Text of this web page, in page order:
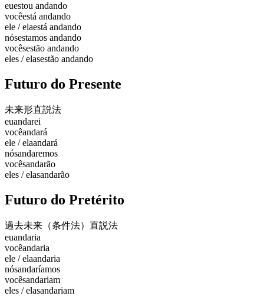
euestou andando
vocêestá andando
ele / elaestá andando
nósestamos andando
vocêsestão andando
eles / elasestão andando
Futuro do Presente
未来形直説法
euandarei
vocêandará
ele / elaandará
nósandaremos
vocêsandarão
eles / elasandarão
Futuro do Pretérito
過去未来（条件法） 直説法
euandaria
vocêandaria
ele / elaandaria
nósandaríamos
vocêsandariam
eles / elasandariam